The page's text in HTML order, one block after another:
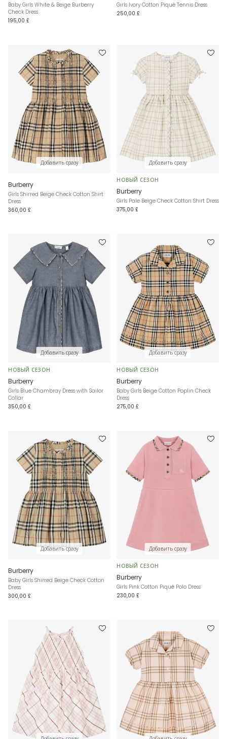
Baby Girls White & Beige Burberry
Check Dress
195,00 £
Girls Ivory Cotton Piqué Tennis Dress
250,00 £
Добавить сразу
Burberry
Girls Shirred Beige Check Cotton Shirt
Dress
360,00 £
Добавить сразу
НОВЫЙ СЕЗОН
Burberry
Girls Pale Beige Check Cotton Shirt Dress
375,00 £
Добавить сразу
НОВЫЙ СЕЗОН
Burberry
Girls Blue Chambray Dress with Sailor
Collar
350,00 £
Добавить сразу
НОВЫЙ СЕЗОН
Burberry
Baby Girls Beige Cotton Poplin Check
Dress
275,00 £
Добавить сразу
Burberry
Baby Girls Shirred Beige Check Cotton
Dress
300,00 £
Добавить сразу
НОВЫЙ СЕЗОН
Burberry
Girls Pink Cotton Piqué Polo Dress
230,00 £